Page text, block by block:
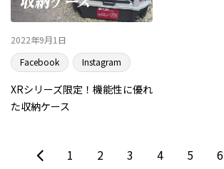
2022年9月1日
Facebook
Instagram
XRシリーズ限定！機能性に優れ
た収納ケース
1 2 3 4 5 6